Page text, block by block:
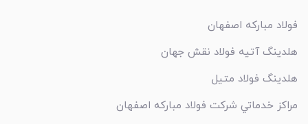
فولاد مبارکه اصفهان
هلدینگ آتیه فولاد نقش جهان
هلدینگ فولاد متیل
مراکز خدماتي شرکت فولاد مبارکه اصفهان